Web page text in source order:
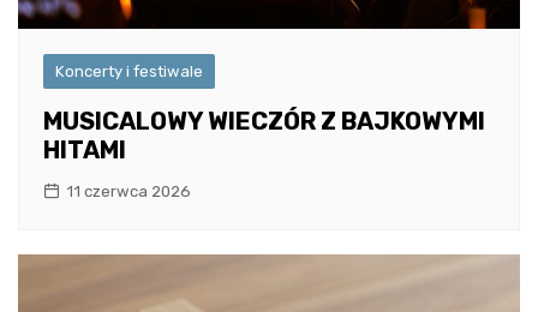
Koncerty i festiwale
MUSICALOWY WIECZÓR Z BAJKOWYMI
HITAMI
11 czerwca 2026